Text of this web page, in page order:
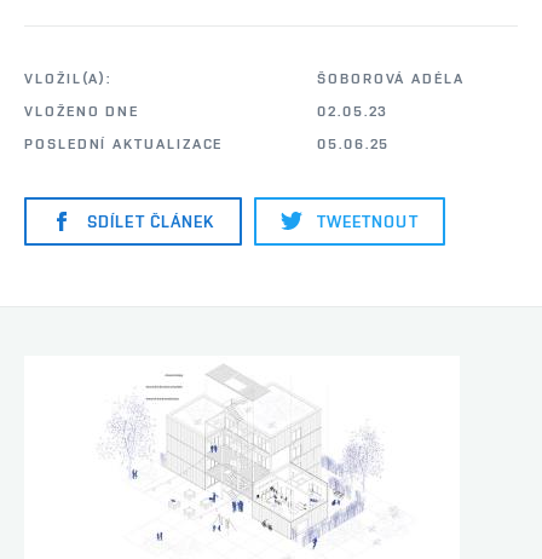
VLOŽIL(A):
ŠOBOROVÁ ADÉLA
VLOŽENO DNE
02.05.23
POSLEDNÍ AKTUALIZACE
05.06.25
SDÍLET ČLÁNEK TWEETNOUT